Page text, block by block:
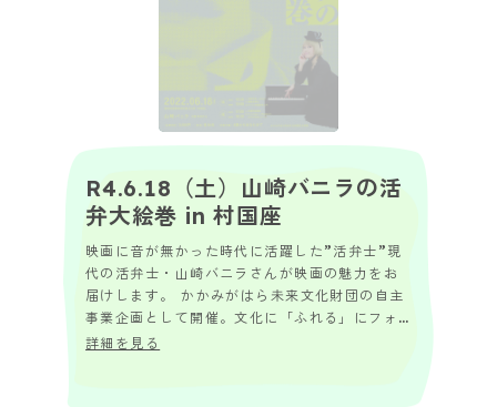
R4.6.18（土）山崎バニラの活
弁大絵巻 in 村国座
映画に音が無かった時代に活躍した”活弁士”現
代の活弁士・山崎バニラさんが映画の魅力をお
届けします。 かかみがはら未来文化財団の自主
事業企画として開催。文化に「ふれる」にフォ
ーカスをあて、日常でふれることがない”活
詳細を見る